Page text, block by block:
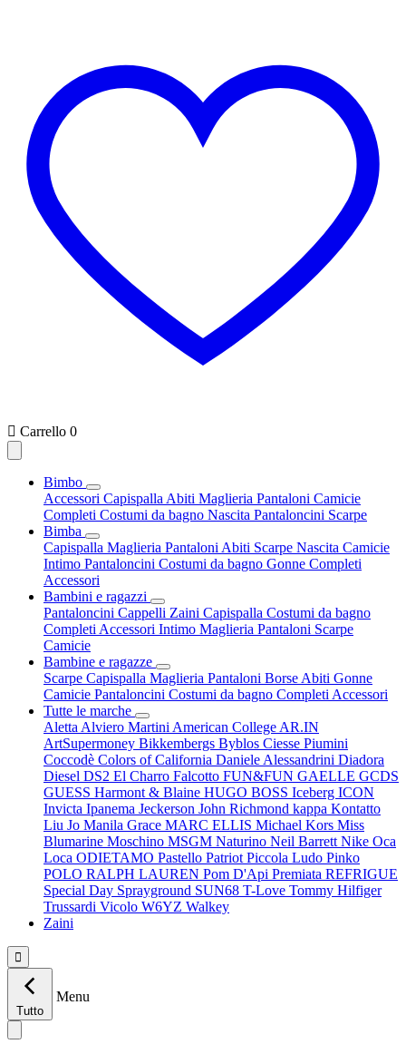
 Carrello 0
Bimbo
Accessori Capispalla Abiti Maglieria Pantaloni Camicie
Completi Costumi da bagno Nascita Pantaloncini Scarpe
Bimba
Capispalla Maglieria Pantaloni Abiti Scarpe Nascita Camicie
Intimo Pantaloncini Costumi da bagno Gonne Completi
Accessori
Bambini e ragazzi
Pantaloncini Cappelli Zaini Capispalla Costumi da bagno
Completi Accessori Intimo Maglieria Pantaloni Scarpe
Camicie
Bambine e ragazze
Scarpe Capispalla Maglieria Pantaloni Borse Abiti Gonne
Camicie Pantaloncini Costumi da bagno Completi Accessori
Tutte le marche
Aletta Alviero Martini American College AR.IN
ArtSupermoney Bikkembergs Byblos Ciesse Piumini
Coccodè Colors of California Daniele Alessandrini Diadora
Diesel DS2 El Charro Falcotto FUN&FUN GAELLE GCDS
GUESS Harmont & Blaine HUGO BOSS Iceberg ICON
Invicta Ipanema Jeckerson John Richmond kappa Kontatto
Liu Jo Manila Grace MARC ELLIS Michael Kors Miss
Blumarine Moschino MSGM Naturino Neil Barrett Nike Oca
Loca ODIETAMO Pastello Patriot Piccola Ludo Pinko
POLO RALPH LAUREN Pom D'Api Premiata REFRIGUE
Special Day Sprayground SUN68 T-Love Tommy Hilfiger
Trussardi Vicolo W6YZ Walkey
Zaini

Tutto
Menu